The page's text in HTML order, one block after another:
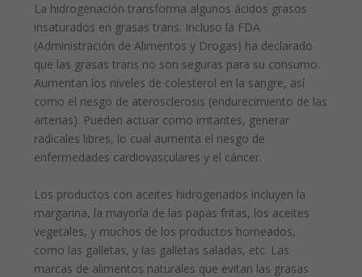
La hidrogenación transforma algunos ácidos grasos
insaturados en grasas trans. Incluso la FDA
(Administración de Alimentos y Drogas) ha declarado
que las grasas trans no son seguras para su consumo.
Aumentan los niveles de colesterol en la sangre, así
como el riesgo de aterosclerosis (endurecimiento de las
arterias). Pueden actuar como irritantes, generar
radicales libres, lo cual aumenta el riesgo de
enfermedades cardiovasculares y el cáncer.
Los productos con aceites hidrogenados incluyen la
margarina, la mayoría de las papas fritas, los aceites
vegetales, y muchos de los productos horneados,
como las galletas, y las galletas saladas, etc. Las
marcas de alimentos naturales que evitan las grasas